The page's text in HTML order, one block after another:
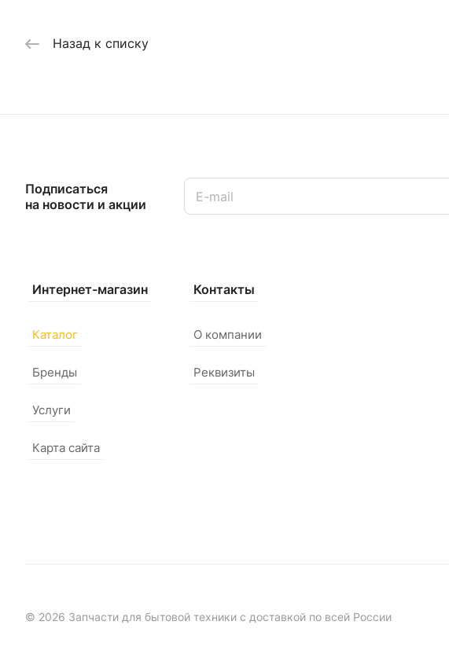
Назад к списку
Подписаться
на новости и акции
Интернет-магазин
Каталог
Бренды
Услуги
Карта сайта
Контакты
О компании
Реквизиты
© 2026 Запчасти для бытовой техники с доставкой по всей России